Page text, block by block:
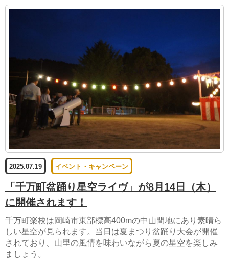
2025.07.19 イベント・キャンペーン
「千万町盆踊り星空ライヴ」が8月14日（木）
に開催されます！
千万町楽校は岡崎市東部標高400mの中山間地にあり素晴ら
しい星空が見られます。当日は夏まつり盆踊り大会が開催
されており、山里の風情を味わいながら夏の星空を楽しみ
ましょう。